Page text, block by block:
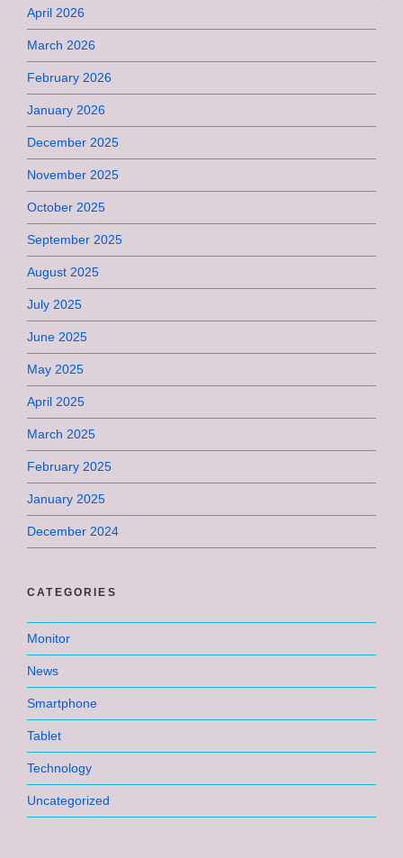
April 2026
March 2026
February 2026
January 2026
December 2025
November 2025
October 2025
September 2025
August 2025
July 2025
June 2025
May 2025
April 2025
March 2025
February 2025
January 2025
December 2024
CATEGORIES
Monitor
News
Smartphone
Tablet
Technology
Uncategorized